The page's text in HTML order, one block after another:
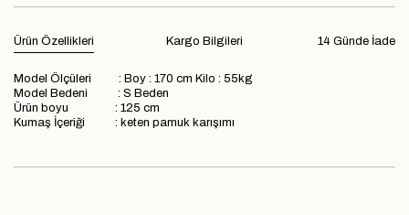
Ürün Özellikleri 14 Günde İade
Kargo Bilgileri
Model Ölçüleri : Boy : 170 cm Kilo : 55kg
Model Bedeni : S Beden
Ürün boyu : 125 cm
Kumaş İçeriği : keten pamuk karışımı